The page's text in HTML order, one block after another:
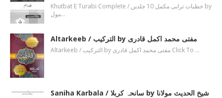
Khutbat E Turabi Complete / خطبات ترابی مکمل 10 جلدیں by
مول…
Altarkeeb / الترکیب by مفتی محمد اکمل قادری
Altarkeeb / الترکیب by مفتی محمد اکمل قادری Click To …
Saniha Karbala / سانحہ کربلا by شیخ الحدیث مولانا